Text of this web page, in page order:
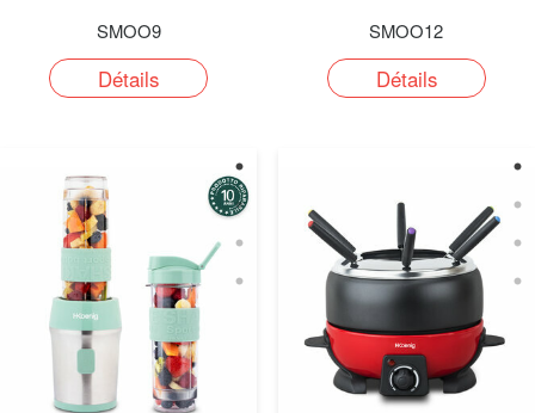
SMOO9
Détails
SMOO12
Détails